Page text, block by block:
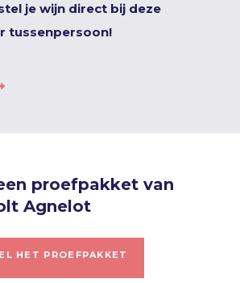
je wijn direct bij deze
tussenpersoon!
proefpakket van
Agnelot
HET PROEFPAKKET